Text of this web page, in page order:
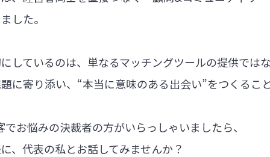
した。
しているのは、単なるマッチングツールの提供では
に寄り添い、“本当に意味のある出会い”をつくるこ
お悩みの決裁者の方がいらっしゃいましたら、
、代表の私とお話してみませんか？